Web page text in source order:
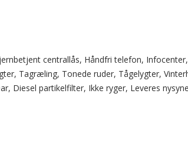
centrallås, Håndfri telefon,
Tagræling, Tonede ruder, Tågelygter,
Diesel partikelfilter, Ikke ryger, Leveres